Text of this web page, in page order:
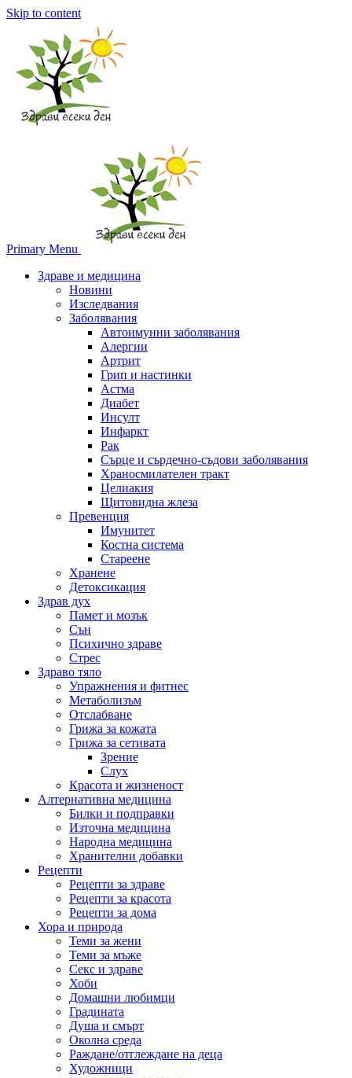
Skip to content
Primary Menu
Здраве и медицина
Новини
Изследвания
Заболявания
Автоимунни заболявания
Алергии
Артрит
Грип и настинки
Астма
Диабет
Инсулт
Инфаркт
Рак
Сърце и сърдечно-съдови заболявания
Храносмилателен тракт
Целиакия
Щитовидна жлеза
Превенция
Имунитет
Костна система
Стареене
Хранене
Детоксикация
Здрав дух
Памет и мозък
Сън
Психично здраве
Стрес
Здраво тяло
Упражнения и фитнес
Метаболизъм
Отслабване
Грижа за кожата
Грижа за сетивата
Зрение
Слух
Красота и жизненост
Алтернативна медицина
Билки и подправки
Източна медицина
Народна медицина
Хранителни добавки
Рецепти
Рецепти за здраве
Рецепти за красота
Рецепти за дома
Хора и природа
Теми за жени
Теми за мъже
Секс и здраве
Хоби
Домашни любимци
Градината
Душа и смърт
Околна среда
Раждане/отглеждане на деца
Художници